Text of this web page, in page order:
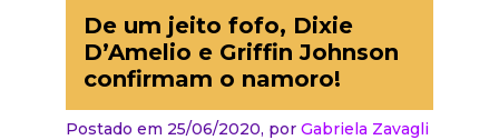
De um jeito fofo, Dixie
D’Amelio e Griffin Johnson
confirmam o namoro!
Postado em 25/06/2020, por Gabriela Zavagli